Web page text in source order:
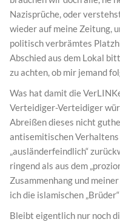
Nazisprüche, oder
wieder auf meine Zeitung,
politisch verbrämtes
Abschied aus dem Lokal
zu achten, ob mir jemand
Was hat damit die
Verteidiger-Verteidiger
Abreißen dieses nicht
antisemitischen
„ausländerfeindlich“
ringend als aus dem
Zusammenhang und
ich die islamischen
Bleibt eigentlich nur noch